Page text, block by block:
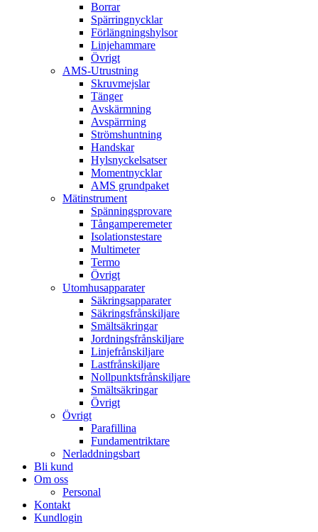
Borrar
Spärringnycklar
Förlängningshylsor
Linjehammare
Övrigt
AMS-Utrustning
Skruvmejslar
Tänger
Avskärmning
Avspärrning
Strömshuntning
Handskar
Hylsnyckelsatser
Momentnycklar
AMS grundpaket
Mätinstrument
Spänningsprovare
Tångamperemeter
Isolationstestare
Multimeter
Termo
Övrigt
Utomhusapparater
Säkringsapparater
Säkringsfrånskiljare
Smältsäkringar
Jordningsfrånskiljare
Linjefrånskiljare
Lastfrånskiljare
Nollpunktsfrånskiljare
Smältsäkringar
Övrigt
Övrigt
Parafillina
Fundamentriktare
Nerladdningsbart
Bli kund
Om oss
Personal
Kontakt
Kundlogin